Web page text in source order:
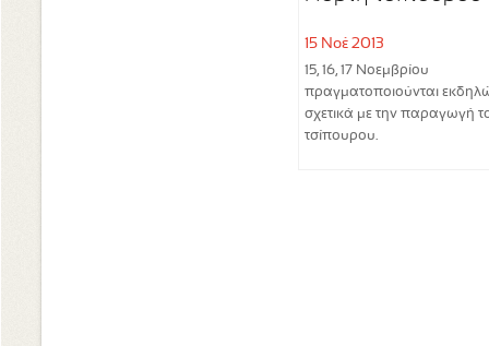
15 Νοέ 2013
15, 16, 17 Νοεμβρίου
πραγματοποιούνται
σχετικά με την παραγωγή
τσίπουρου.